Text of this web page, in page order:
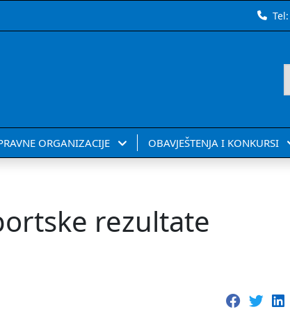
ORGANIZACIJE OBAVJEŠTENJA I KONKURSI
rezultate